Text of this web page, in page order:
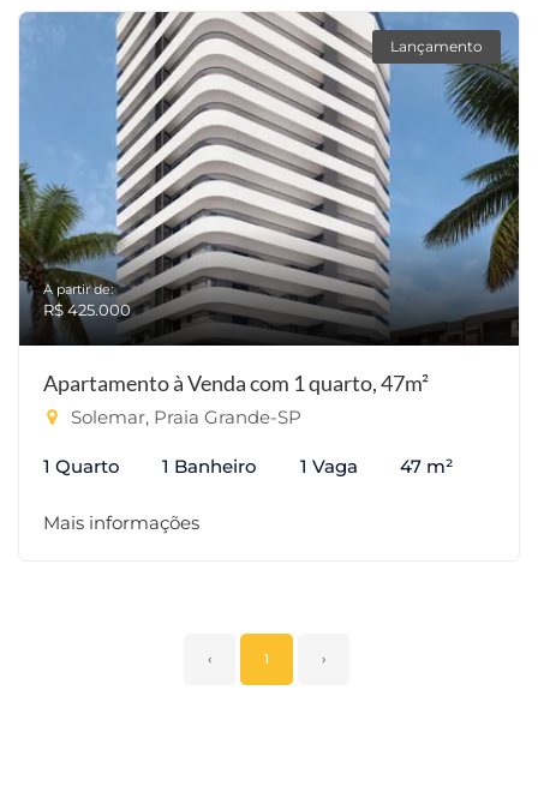
Lançamento
A partir de:
R$ 425.000
Apartamento à Venda com 1 quarto, 47m²
Solemar, Praia Grande-SP
1 Quarto 1 Banheiro 1 Vaga 47 m²
Mais informações
‹ 1 ›